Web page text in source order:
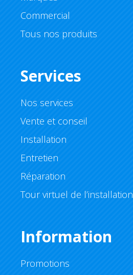
Commercial
Tous nos produits
Services
Nos services
Vente et conseil
Installation
Entretien
Réparation
Tour virtuel de l’installation
Information
Promotions